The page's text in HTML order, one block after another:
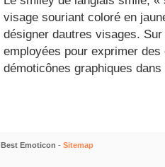
visage souriant coloré en
désigner dautres visages.
employées pour exprimer
démoticônes graphiques
Best Emoticon - Sitemap